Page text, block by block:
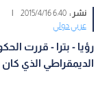
نشر :6:40 2015/4/16
|
عربي دولي
رؤيا - بترا - قررت
الديمقراطي الذي